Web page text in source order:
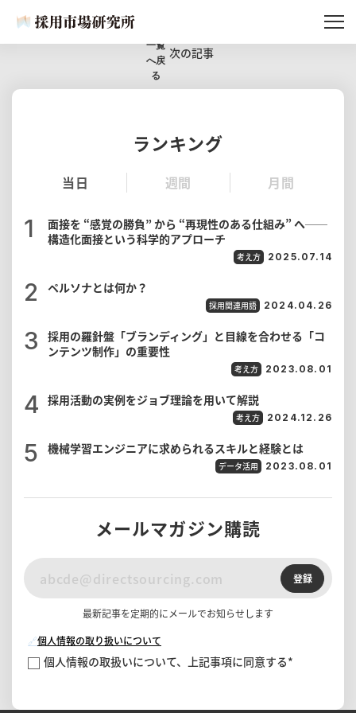
記事一覧
一覧
へ戻
る
次の記事
ランキング
当日 週間 月間
面接を “感覚の勝負” から “再現性のある仕組み” へ──
構造化面接という科学的アプローチ
考え方 2025.07.14
ペルソナとは何か？
採用関連用語 2024.04.26
採用の羅針盤「ブランディング」と目線を合わせる「コ
ンテンツ制作」の重要性
考え方 2023.08.01
採用活動の実例をジョブ理論を用いて解説
考え方 2024.12.26
機械学習エンジニアに求められるスキルと経験とは
データ活用 2023.08.01
メールマガジン購読
登録
最新記事を定期的にメールでお知らせします
🔗個人情報の取り扱いについて
個人情報の取扱いについて、上記事項に同意する*